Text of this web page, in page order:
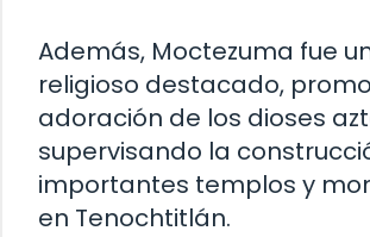
Además, Moctezuma fue
religioso destacado,
adoración de los dioses
supervisando la
importantes templos y
en Tenochtitlán.